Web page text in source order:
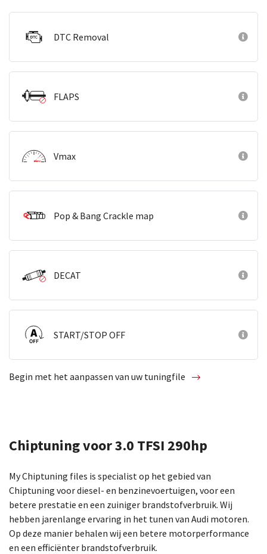
DTC Removal
FLAPS
Vmax
Pop & Bang Crackle map
DECAT
START/STOP OFF
Begin met het aanpassen van uw tuningfile
Chiptuning voor 3.0 TFSI 290hp
My Chiptuning files is specialist op het gebied van
Chiptuning voor diesel- en benzinevoertuigen, voor een
betere prestatie en een zuiniger brandstofverbruik. Wij
hebben jarenlange ervaring in het tunen van Audi motoren.
Op deze manier behalen wij een betere motorperformance
en een efficiënter brandstofverbruik.